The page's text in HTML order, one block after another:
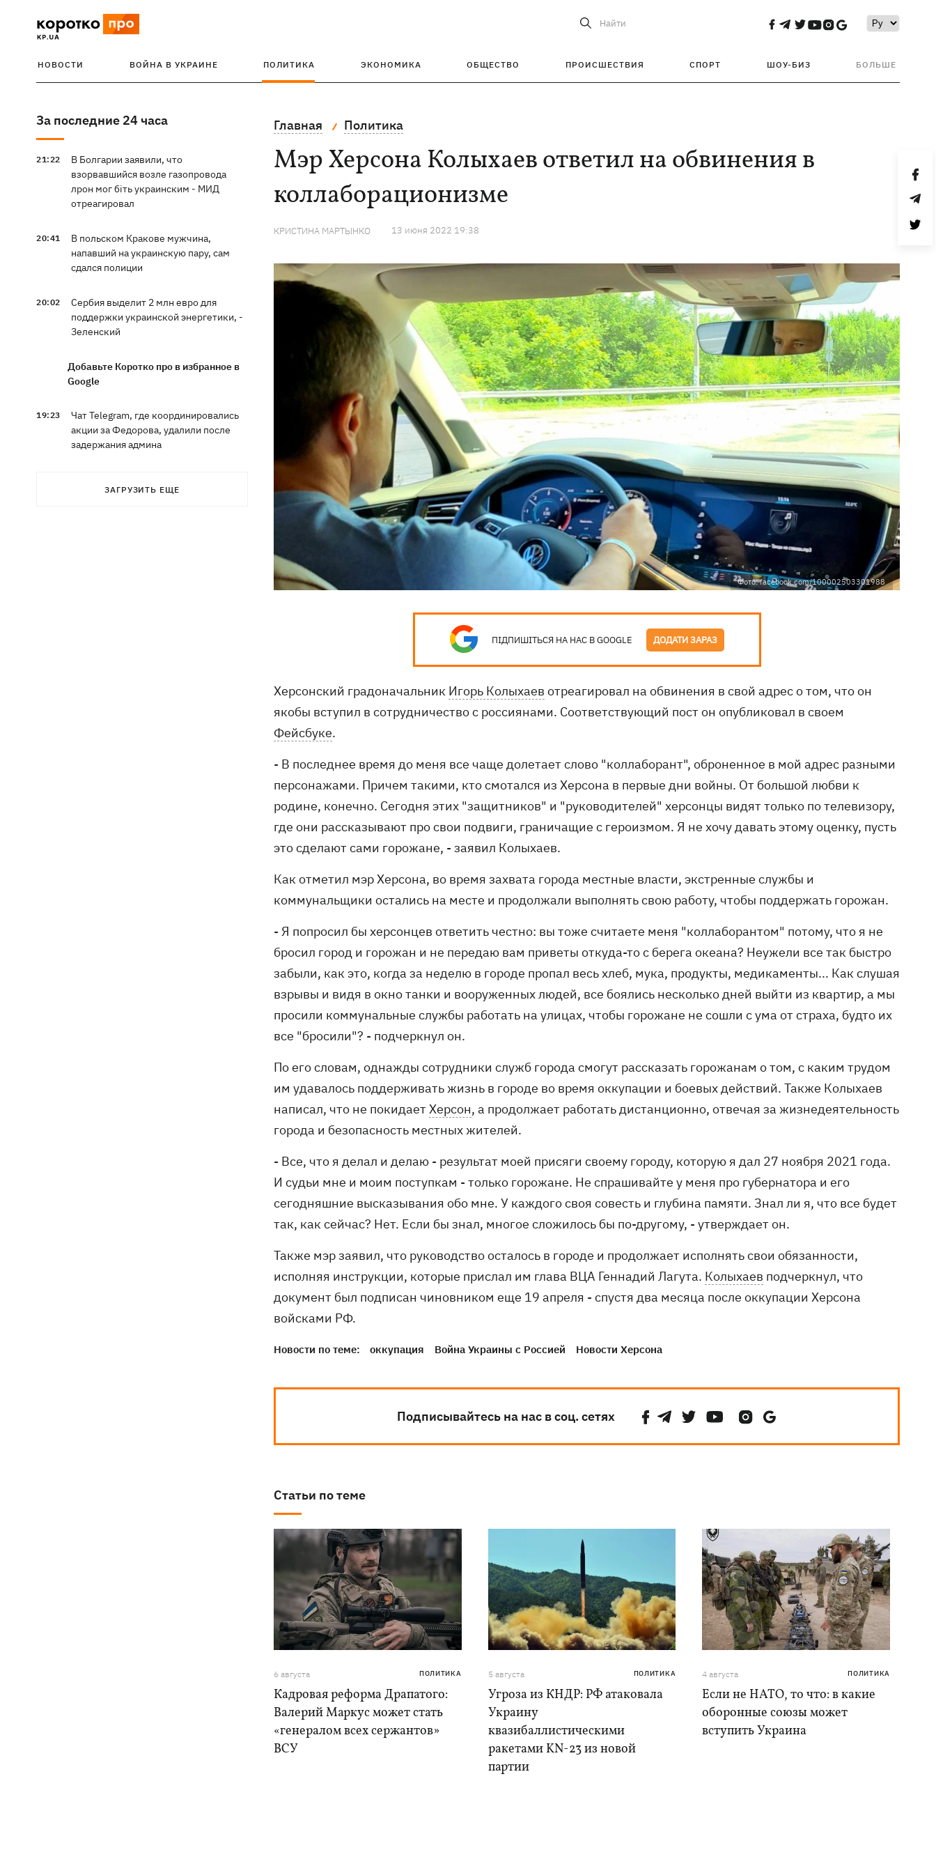
Найти
НОВОСТИ ВОЙНА В УКРАИНЕ ПОЛИТИКА ЭКОНОМИКА ОБЩЕСТВО ПРОИСШЕСТВИЯ СПОРТ ШОУ-БИЗ БОЛЬШЕ
За последние 24 часа
21:22
В Болгарии заявили, что
взорвавшийся возле газопровода
лрон мог біть украинским - МИД
отреагировал
20:41
В польском Кракове мужчина,
напавший на украинскую пару, сам
сдался полиции
20:02
Сербия выделит 2 млн евро для
поддержки украинской энергетики, -
Зеленский
Добавьте Коротко про в избранное в
Google
19:23
Чат Telegram, где координировались
акции за Федорова, удалили после
задержания админа
отреагировал на свое отстаранение
ЗАГРУЗИТЬ ЕЩЕ
Главная Политика
Мэр Херсона Колыхаев ответил на обвинения в
коллаборационизме
КРИСТИНА МАРТЫНКО 13 июня 2022 19:38
Фото: facebook.com/100002503301988
ПІДПИШІТЬСЯ НА НАС В GOOGLE ДОДАТИ ЗАРАЗ
Херсонский градоначальник Игорь Колыхаев отреагировал на обвинения в свой адрес о том, что он
якобы вступил в сотрудничество с россиянами. Соответствующий пост он опубликовал в своем
Фейсбуке.
- В последнее время до меня все чаще долетает слово "коллаборант", оброненное в мой адрес разными
персонажами. Причем такими, кто смотался из Херсона в первые дни войны. От большой любви к
родине, конечно. Сегодня этих "защитников" и "руководителей" херсонцы видят только по телевизору,
где они рассказывают про свои подвиги, граничащие с героизмом. Я не хочу давать этому оценку, пусть
это сделают сами горожане, - заявил Колыхаев.
Как отметил мэр Херсона, во время захвата города местные власти, экстренные службы и
коммунальщики остались на месте и продолжали выполнять свою работу, чтобы поддержать горожан.
- Я попросил бы херсонцев ответить честно: вы тоже считаете меня "коллаборантом" потому, что я не
бросил город и горожан и не передаю вам приветы откуда-то с берега океана? Неужели все так быстро
забыли, как это, когда за неделю в городе пропал весь хлеб, мука, продукты, медикаменты... Как слушая
взрывы и видя в окно танки и вооруженных людей, все боялись несколько дней выйти из квартир, а мы
просили коммунальные службы работать на улицах, чтобы горожане не сошли с ума от страха, будто их
все "бросили"? - подчеркнул он.
По его словам, однажды сотрудники служб города смогут рассказать горожанам о том, с каким трудом
им удавалось поддерживать жизнь в городе во время оккупации и боевых действий. Также Колыхаев
написал, что не покидаетХерсон, а продолжает работать дистанционно, отвечая за жизнедеятельность
города и безопасность местных жителей.
- Все, что я делал и делаю - результат моей присяги своему городу, которую я дал 27 ноября 2021 года.
И судьи мне и моим поступкам - только горожане. Не спрашивайте у меня про губернатора и его
сегодняшние высказывания обо мне. У каждого своя совесть и глубина памяти. Знал ли я, что все будет
так, как сейчас? Нет. Если бы знал, многое сложилось бы по-другому, - утверждает он.
Также мэр заявил, что руководство осталось в городе и продолжает исполнять свои обязанности,
исполняя инструкции, которые прислал им глава ВЦА Геннадий Лагута. Колыхаев подчеркнул, что
документ был подписан чиновником еще 19 апреля - спустя два месяца после оккупации Херсона
войсками РФ.
Новости по теме: оккупация Война Украины с Россией Новости Херсона
Подписывайтесь на нас в соц. сетях
Статьи по теме
6 августа ПОЛИТИКА
Кадровая реформа Драпатого:
Валерий Маркус может стать
«генералом всех сержантов»
ВСУ
5 августа ПОЛИТИКА
Угроза из КНДР: РФ атаковала
Украину
квазибаллистическими
ракетами KN-23 из новой
партии
4 августа ПОЛИТИКА
Если не НАТО, то что: в какие
оборонные союзы может
вступить Украина